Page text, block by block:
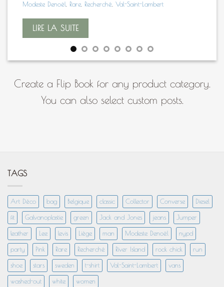
Modeste Denoël, Rare, Recherché, Val-Saint-Lambert
LIRE LA SUITE
Create a Flip Book for any product category.
You can also select custom posts.
TAGS
Art Déco bag Belgique classic Collector Converse Diesel
fit Galvanoplastie green Jack and Jones jeans Jumper
leather Lee levis Liège man Modeste Denoël nypd
party Pink Rare Recherché River Island rock chick run
shoe stars sweden t-shirt Val-Saint-Lambert vans
washed-out white women